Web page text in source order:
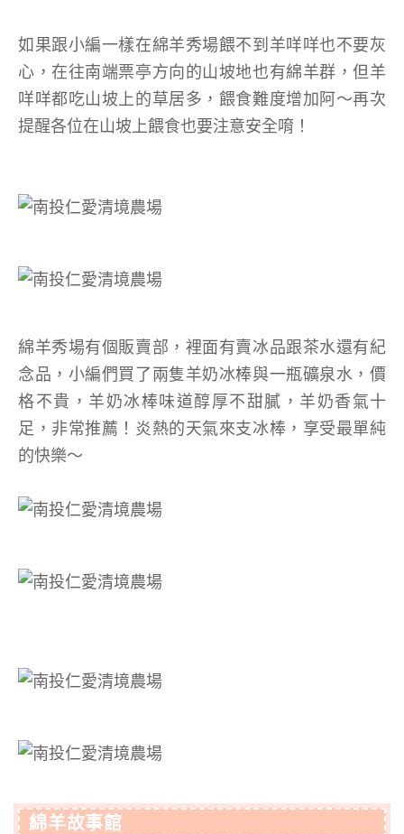
如果跟小編一樣在綿羊秀場餵不到羊咩咩也不要灰
心，在往南端票亭方向的山坡地也有綿羊群，但羊
咩咩都吃山坡上的草居多，餵食難度增加阿～再次
提醒各位在山坡上餵食也要注意安全唷！
綿羊秀場有個販賣部，裡面有賣冰品跟茶水還有紀
念品，小編們買了兩隻羊奶冰棒與一瓶礦泉水，價
格不貴，羊奶冰棒味道醇厚不甜膩，羊奶香氣十
足，非常推薦！炎熱的天氣來支冰棒，享受最單純
的快樂～
綿羊故事館